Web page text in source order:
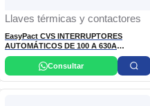
Llaves térmicas y contactores
EasyPact CVS INTERRUPTORES
AUTOMÁTICOS DE 100 A 630A
SCHNEIDER ELECTRIC
Consultar